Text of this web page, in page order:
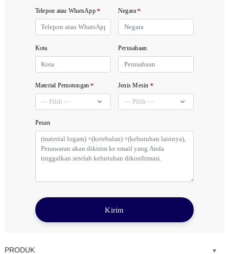
Telepon atau WhatsApp* Negara*
Kota Perusahaan
Material Pemotongan* Jenis Mesin *
Pesan
Kirim
PRODUK